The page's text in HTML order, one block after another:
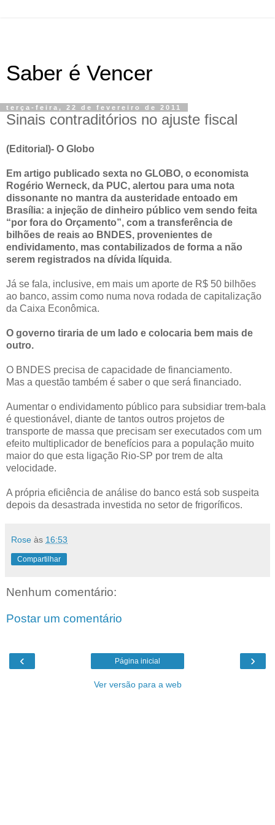
Saber é Vencer
terça-feira, 22 de fevereiro de 2011
Sinais contraditórios no ajuste fiscal
(Editorial)- O Globo
Em artigo publicado sexta no GLOBO, o economista
Rogério Werneck, da PUC, alertou para uma nota
dissonante no mantra da austeridade entoado em
Brasília: a injeção de dinheiro público vem sendo feita
“por fora do Orçamento”, com a transferência de
bilhões de reais ao BNDES, provenientes de
endividamento, mas contabilizados de forma a não
serem registrados na dívida líquida.
Já se fala, inclusive, em mais um aporte de R$ 50 bilhões
ao banco, assim como numa nova rodada de capitalização
da Caixa Econômica.
O governo tiraria de um lado e colocaria bem mais de
outro.
O BNDES precisa de capacidade de financiamento.
Mas a questão também é saber o que será financiado.
Aumentar o endividamento público para subsidiar trem-bala
é questionável, diante de tantos outros projetos de
transporte de massa que precisam ser executados com um
efeito multiplicador de benefícios para a população muito
maior do que esta ligação Rio-SP por trem de alta
velocidade.
A própria eficiência de análise do banco está sob suspeita
depois da desastrada investida no setor de frigoríficos.
Rose às 16:53
Compartilhar
Nenhum comentário:
Postar um comentário
‹ ›
Página inicial
Ver versão para a web